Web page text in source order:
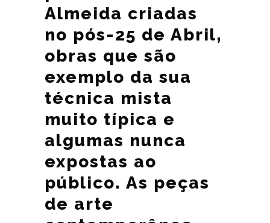
Almeida criadas
no pós-25 de Abril,
obras que são
exemplo da sua
técnica mista
muito típica e
algumas nunca
expostas ao
público. As peças
de arte